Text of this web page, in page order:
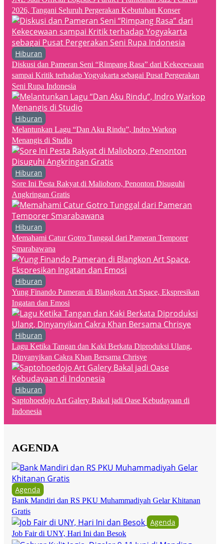
2026, Tangani Seluruh Pergerakan Kebutuhan Konser
Hiburan
Diskusi dan Pameran Seni “Rimpang Rasa” dari Kekecewaan
sampai Kritik terhadap Yogyakarta sebagai Pusat Pergerakan
Seni Rupa Indonesia
Hiburan
Melantunkan Lagu “Dan Aku Rindu”, Indro Warkop
Menangis di Studio
Hiburan
Sore Ini Pesta Rakyat di Malioboro, Penonton Disuguhi
Angkringan Gratis
Hiburan
Memahami Catur Gotro Tunggal dari Pameran Temporer
Smarabawana
Hiburan
Yung Finando Pameran di Blangkon Art Space, Ekspresikan
Ingatan dan Emosi
Hiburan
Lagu Ketika Tangan dan Kaki Berkata Diproduksi Ulang,
Dinyanyikan Cakra Khan Bersama Chrisye
Hiburan
Saptohoedojo Art Galery Bakal jadi Oase Kebudayaan di
Indonesia
AGENDA
Agenda
Bank Mandiri dan RS PKU Muhammadiyah Gelar Khitanan
Gratis
Agenda
Job Fair di UNY, Hari Ini dan Besok